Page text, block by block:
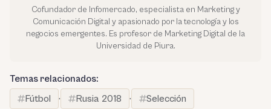
Cofundador de Infomercado, especialista en Marketing y
Comunicación Digital y apasionado por la tecnología y los
negocios emergentes. Es profesor de Marketing Digital de la
Universidad de Piura.
Temas relacionados:
Fútbol
· Rusia 2018 · Selección